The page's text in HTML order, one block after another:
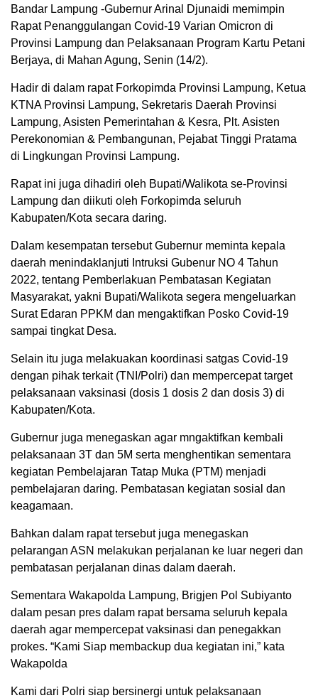
Bandar Lampung -Gubernur Arinal Djunaidi memimpin
Rapat Penanggulangan Covid-19 Varian Omicron di
Provinsi Lampung dan Pelaksanaan Program Kartu Petani
Berjaya, di Mahan Agung, Senin (14/2).
Hadir di dalam rapat Forkopimda Provinsi Lampung, Ketua
KTNA Provinsi Lampung, Sekretaris Daerah Provinsi
Lampung, Asisten Pemerintahan & Kesra, Plt. Asisten
Perekonomian & Pembangunan, Pejabat Tinggi Pratama
di Lingkungan Provinsi Lampung.
Rapat ini juga dihadiri oleh Bupati/Walikota se-Provinsi
Lampung dan diikuti oleh Forkopimda seluruh
Kabupaten/Kota secara daring.
Dalam kesempatan tersebut Gubernur meminta kepala
daerah menindaklanjuti Intruksi Gubenur NO 4 Tahun
2022, tentang Pemberlakuan Pembatasan Kegiatan
Masyarakat, yakni Bupati/Walikota segera mengeluarkan
Surat Edaran PPKM dan mengaktifkan Posko Covid-19
sampai tingkat Desa.
Selain itu juga melakuakan koordinasi satgas Covid-19
dengan pihak terkait (TNI/Polri) dan mempercepat target
pelaksanaan vaksinasi (dosis 1 dosis 2 dan dosis 3) di
Kabupaten/Kota.
Gubernur juga menegaskan agar mngaktifkan kembali
pelaksanaan 3T dan 5M serta menghentikan sementara
kegiatan Pembelajaran Tatap Muka (PTM) menjadi
pembelajaran daring. Pembatasan kegiatan sosial dan
keagamaan.
Bahkan dalam rapat tersebut juga menegaskan
pelarangan ASN melakukan perjalanan ke luar negeri dan
pembatasan perjalanan dinas dalam daerah.
Sementara Wakapolda Lampung, Brigjen Pol Subiyanto
dalam pesan pres dalam rapat bersama seluruh kepala
daerah agar mempercepat vaksinasi dan penegakkan
prokes. “Kami Siap membackup dua kegiatan ini,” kata
Wakapolda
Kami dari Polri siap bersinergi untuk pelaksanaan